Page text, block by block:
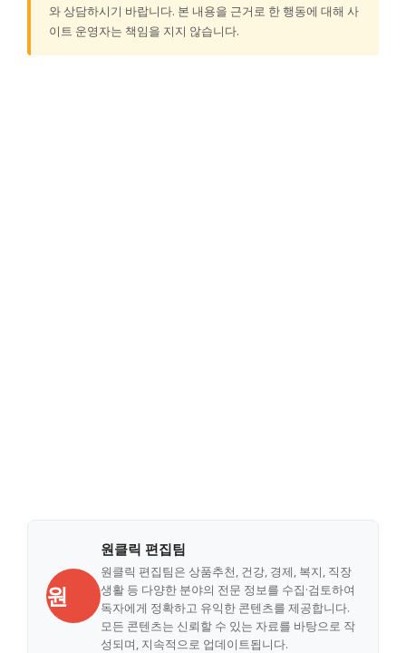
와 상담하시기 바랍니다. 본 내용을 근거로 한 행동에 대해 사
이트 운영자는 책임을 지지 않습니다.
원
원클릭 편집팀
원클릭 편집팀은 상품추천, 건강, 경제, 복지, 직장
생활 등 다양한 분야의 전문 정보를 수집·검토하여
독자에게 정확하고 유익한 콘텐츠를 제공합니다.
모든 콘텐츠는 신뢰할 수 있는 자료를 바탕으로 작
성되며, 지속적으로 업데이트됩니다.